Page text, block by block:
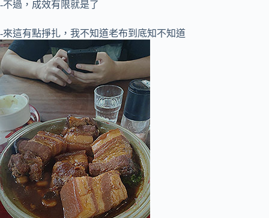
-不過，成效有限就是了
-來這有點掙扎，我不知道老布到底知不知道